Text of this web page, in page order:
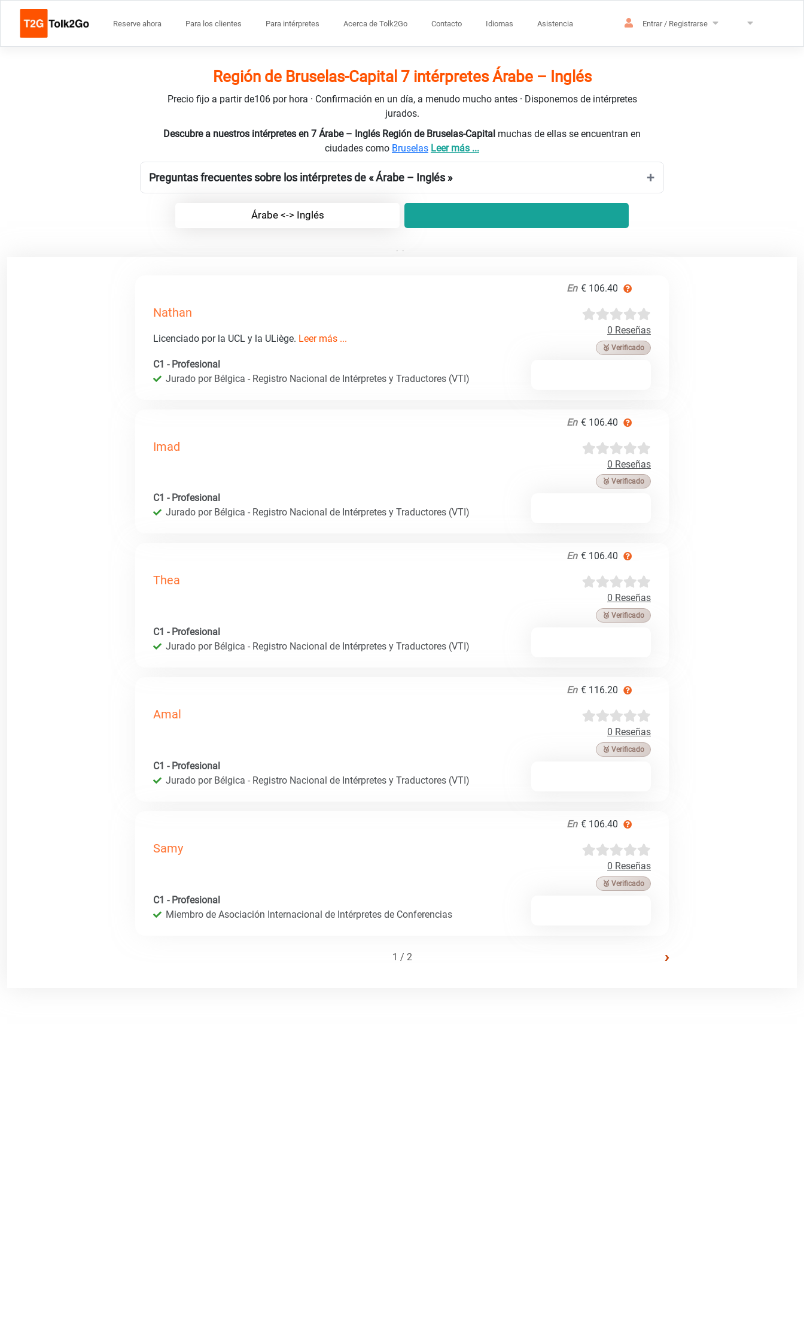
Reserve ahora Para los clientes Para intérpretes Acerca de Tolk2Go Contacto Idiomas Asistencia Entrar / Registrarse
Región de Bruselas-Capital 7 intérpretes Árabe – Inglés
Precio fijo a partir de106 por hora · Confirmación en un día, a menudo mucho antes · Disponemos de intérpretes
jurados.
Descubre a nuestros intérpretes en 7 Árabe – Inglés Región de Bruselas-Capital muchas de ellas se encuentran en
ciudades como Bruselas Leer más ...
Preguntas frecuentes sobre los intérpretes de « Árabe – Inglés »
Árabe <-> Inglés
En € 106.40
Nathan
0 Reseñas
🥉 Verificado
Licenciado por la UCL y la ULiège. Leer más ...
C1 - Profesional
Jurado por Bélgica - Registro Nacional de Intérpretes y Traductores (VTI)
En € 106.40
Imad
0 Reseñas
🥉 Verificado
C1 - Profesional
Jurado por Bélgica - Registro Nacional de Intérpretes y Traductores (VTI)
En € 106.40
Thea
0 Reseñas
🥉 Verificado
C1 - Profesional
Jurado por Bélgica - Registro Nacional de Intérpretes y Traductores (VTI)
En € 116.20
Amal
0 Reseñas
🥉 Verificado
C1 - Profesional
Jurado por Bélgica - Registro Nacional de Intérpretes y Traductores (VTI)
En € 106.40
Samy
0 Reseñas
🥉 Verificado
C1 - Profesional
Miembro de Asociación Internacional de Intérpretes de Conferencias
1 / 2 ›